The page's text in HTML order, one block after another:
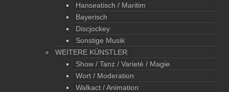
Hanseatisch / Maritim
Bayerisch
Discjockey
Sonstige Musik
WEITERE KÜNSTLER
Show / Tanz / Varieté / Magie
Wort / Moderation
Walkact / Animation